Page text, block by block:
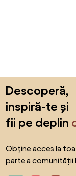
Descoperă,
inspiră-te și
fii pe deplin
Obține acces la
parte a comunității